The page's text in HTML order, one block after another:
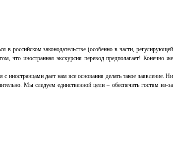
российском законодательстве (особенно в части, регулирующей
что иностранная экскурсия перевод предполагает! Конечно же
дает нам все основания делать такое заявление. Ни
Мы следуем единственной цели – обеспечить гостям из-за